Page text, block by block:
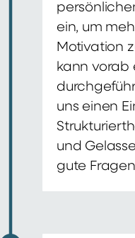
ein, um
Motivation
kann vorab
uns einen
und
gute